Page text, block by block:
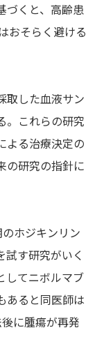
づくと、高齢患
おそらく避ける
取した血液サン
。これらの研究
よる治療決定の
の研究の指針に
ホジキンリン
試す研究がいく
してニボルマブ
あると同医師は
に腫瘍が再発